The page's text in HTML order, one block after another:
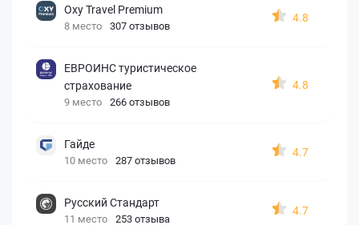
Oxy Travel Premium
8 место 307 отзывов
4.8
ЕВРОИНС туристическое
страхование
9 место 266 отзывов
4.8
Гайде
10 место 287 отзывов
4.7
Русский Стандарт
11 место 253 отзыва
4.7